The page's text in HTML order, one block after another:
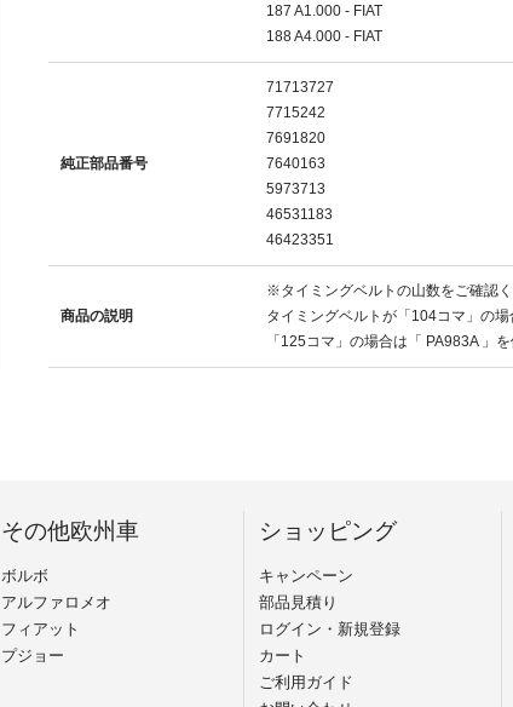
187 A1.000 - FIAT
188 A4.000 - FIAT
純正部品番号
71713727
7715242
7691820
7640163
5973713
46531183
46423351
商品の説明
※タイミングベルトの山数をご確認く
タイミングベルトが「104コマ」の場
「125コマ」の場合は「 PA983A 」を
その他欧州車
ボルボ
アルファロメオ
フィアット
プジョー
ショッピング
キャンペーン
部品見積り
ログイン・新規登録
カート
ご利用ガイド